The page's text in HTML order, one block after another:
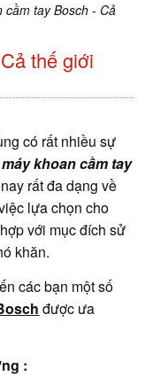
cầm tay Bosch - Cả
thế giới
có rất nhiều sự
máy khoan cầm tay
rất đa dạng về
lựa chọn cho
với mục đích sử
khăn.
các bạn một số
được ưa
: